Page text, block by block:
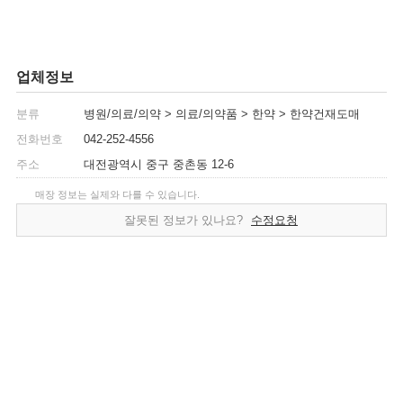
업체정보
분류
병원/의료/의약 > 의료/의약품 > 한약 > 한약건재도매
전화번호
042-252-4556
주소
대전광역시 중구 중촌동 12-6
매장 정보는 실제와 다를 수 있습니다.
잘못된 정보가 있나요? 수정요청